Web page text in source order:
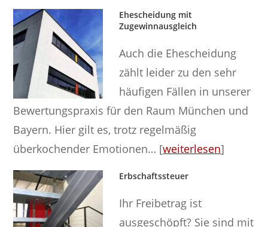
Ehescheidung mit
Zugewinnausgleich
Auch die Ehescheidung
zählt leider zu den sehr
häufigen Fällen in unserer
Bewertungspraxis für den Raum München und
Bayern. Hier gilt es, trotz regelmäßig
überkochender Emotionen… [weiterlesen]
Erbschaftssteuer
Ihr Freibetrag ist
ausgeschöpft? Sie sind mit